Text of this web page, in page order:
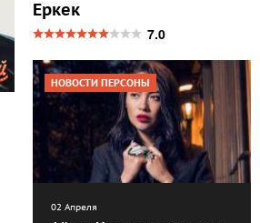
Еркек
7.0
НОВОСТИ ПЕРСОНЫ
02 Апреля